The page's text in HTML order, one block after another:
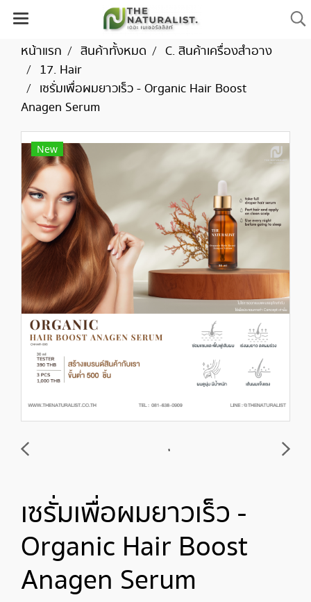
หน้าแรก สินค้าทั้งหมด
C. สินค้าเครื่องสำอาง
17. Hair
เซรั่มเพื่อผมยาวเร็ว - Organic Hair Boost
Anagen Serum
New
เซรั่มเพื่อผมยาวเร็ว -
Organic Hair Boost
Anagen Serum